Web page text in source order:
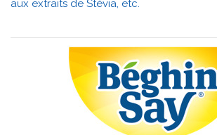
aux extraits de Stévia, etc.